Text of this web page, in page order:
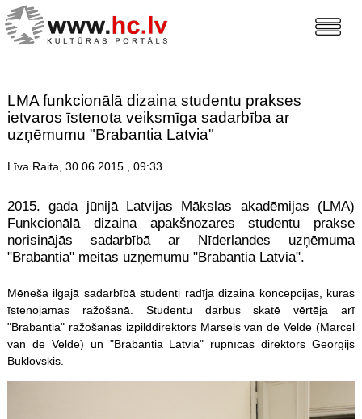
LMA funkcionālā dizaina studentu prakses
ietvaros īstenota veiksmīga sadarbība ar
uzņēmumu "Brabantia Latvia"
Līva Raita, 30.06.2015., 09:33
2015. gada jūnijā Latvijas Mākslas akadēmijas (LMA)
Funkcionālā dizaina apakšnozares studentu prakse
norisinājās sadarbībā ar Nīderlandes uzņēmuma
"Brabantia" meitas uzņēmumu "Brabantia Latvia".
Mēneša ilgajā sadarbībā studenti radīja dizaina koncepcijas, kuras
īstenojamas ražošanā. Studentu darbus skatē vērtēja arī
"Brabantia" ražošanas izpilddirektors Marsels van de Velde (Marcel
van de Velde) un "Brabantia Latvia" rūpnīcas direktors Georgijs
Buklovskis.